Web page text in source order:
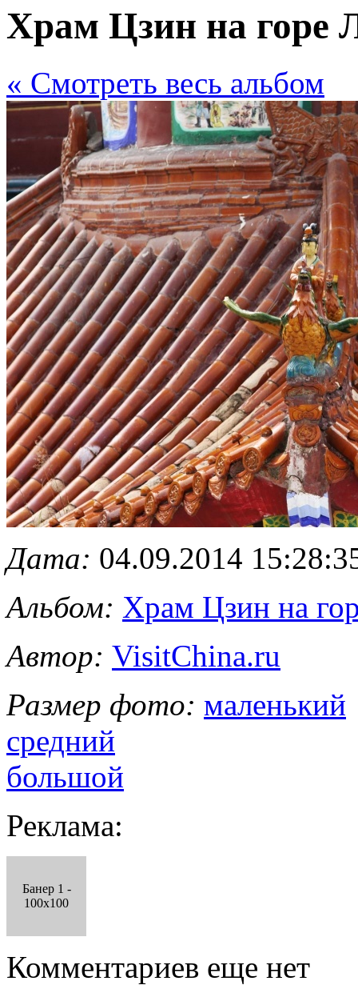
Храм Цзин на горе
« Cмотреть весь альбом
Дата: 04.09.2014
Альбом: Храм Цзин на
Автор: VisitChina.ru
Размер фото: маленький
средний
большой
Реклама:
Банер 1 -
100x100
Комментариев еще нет